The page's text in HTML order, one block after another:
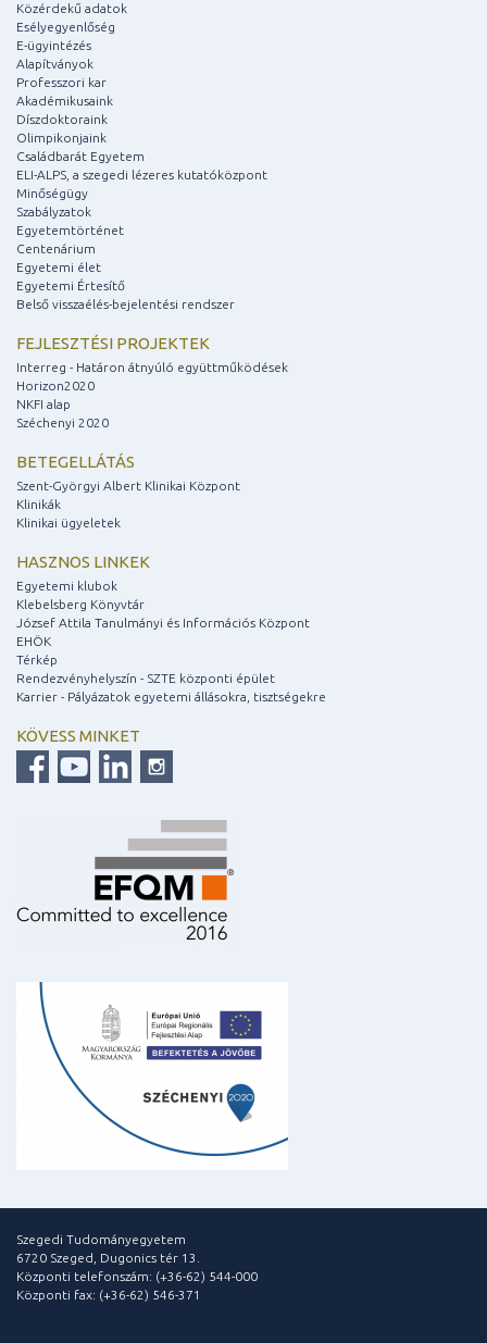
Közérdekű adatok
Esélyegyenlőség
E-ügyintézés
Alapítványok
Professzori kar
Akadémikusaink
Díszdoktoraink
Olimpikonjaink
Családbarát Egyetem
ELI-ALPS, a szegedi lézeres kutatóközpont
Minőségügy
Szabályzatok
Egyetemtörténet
Centenárium
Egyetemi élet
Egyetemi Értesítő
Belső visszaélés-bejelentési rendszer
FEJLESZTÉSI PROJEKTEK
Interreg - Határon átnyúló együttműködések
Horizon2020
NKFI alap
Széchenyi 2020
BETEGELLÁTÁS
Szent-Györgyi Albert Klinikai Központ
Klinikák
Klinikai ügyeletek
HASZNOS LINKEK
Egyetemi klubok
Klebelsberg Könyvtár
József Attila Tanulmányi és Információs Központ
EHÖK
Térkép
Rendezvényhelyszín - SZTE központi épület
Karrier - Pályázatok egyetemi állásokra, tisztségekre
KÖVESS MINKET
Szegedi Tudományegyetem
6720 Szeged, Dugonics tér 13.
Központi telefonszám: (+36-62) 544-000
Központi fax: (+36-62) 546-371